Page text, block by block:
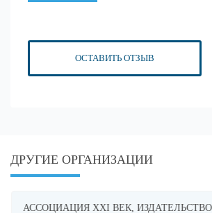
ОСТАВИТЬ ОТЗЫВ
ДРУГИЕ ОРГАНИЗАЦИИ
АССОЦИАЦИЯ XXI ВЕК, ИЗДАТЕЛЬСТВО